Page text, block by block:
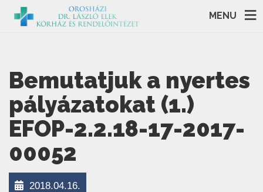
MENU
Bemutatjuk a nyertes
pályázatokat (1.)
EFOP-2.2.18-17-2017-
00052
2018.04.16.